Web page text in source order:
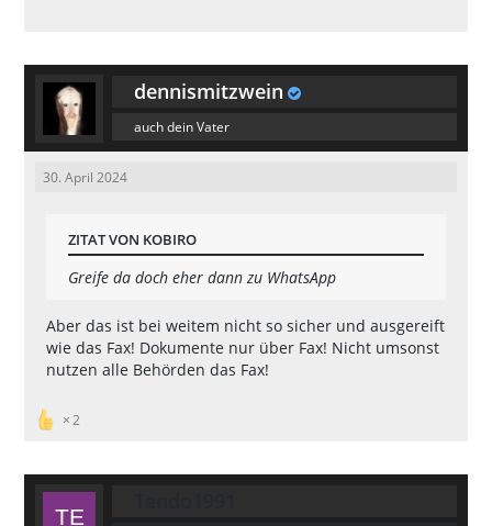
dennismitzwein
auch dein Vater
30. April 2024
ZITAT VON KOBIRO
Greife da doch eher dann zu WhatsApp
Aber das ist bei weitem nicht so sicher und ausgereift
wie das Fax! Dokumente nur über Fax! Nicht umsonst
nutzen alle Behörden das Fax!
2